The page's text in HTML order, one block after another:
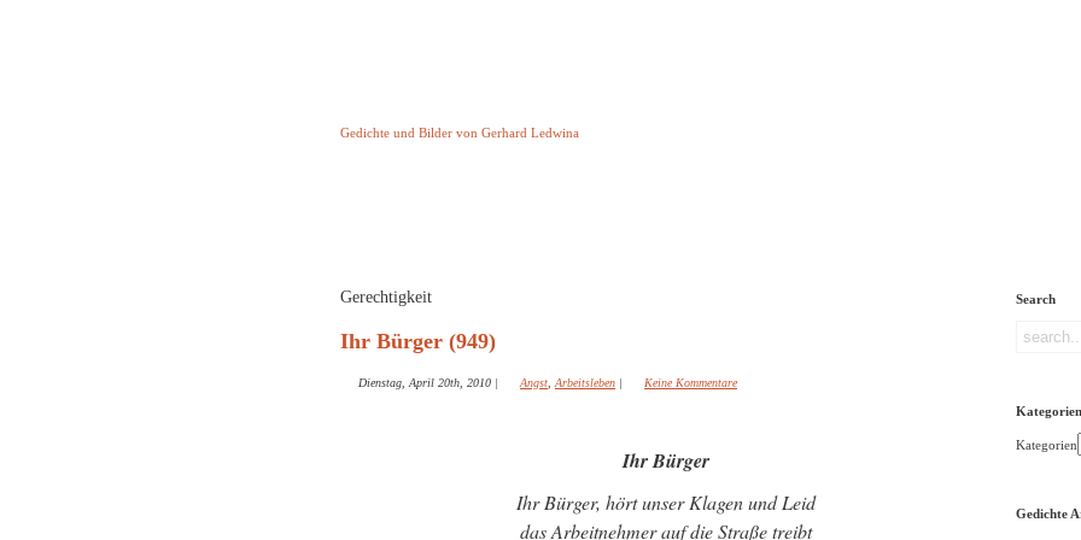
Gedichte und Bilder von Gerhard Ledwina
Gerechtigkeit
Ihr Bürger (949)
Dienstag, April 20th, 2010 | Angst Arbeitsleben | Keine Kommentare
Ihr Bürger
Ihr Bürger, hört unser Klagen und Leid
das Arbeitnehmer auf die Straße treibt
Search
Kategorien
Kategorien
Gedichte